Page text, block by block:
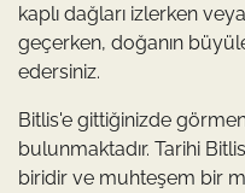
kaplı dağları izlerken
geçerken, doğanın
edersiniz.
Bitlis'e gittiğinizde
bulunmaktadır. Tarihi
biridir ve muhteşem bir